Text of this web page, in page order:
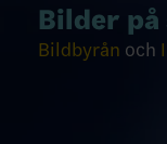
Bilder på
Bildbyrån och